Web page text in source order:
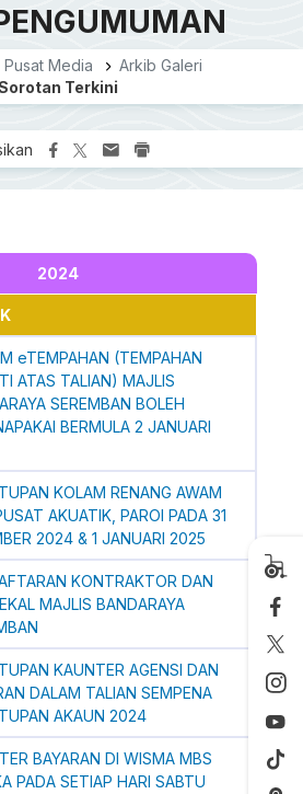
Pusat Media
Arkib Galeri
Terkini
2024
eTEMPAHAN (TEMPAHAN
ATAS TALIAN) MAJLIS
SEREMBAN BOLEH
BERMULA 2 JANUARI
KOLAM RENANG AWAM
AKUATIK, PAROI PADA 31
2024 & 1 JANUARI 2025
KONTRAKTOR DAN
MAJLIS BANDARAYA
KAUNTER AGENSI DAN
DALAM TALIAN SEMPENA
AKAUN 2024
BAYARAN DI WISMA MBS
PADA SETIAP HARI SABTU